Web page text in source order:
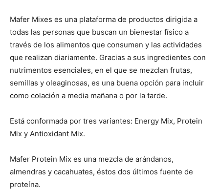
Mafer Mixes es una plataforma de productos dirigida a
todas las personas que buscan un bienestar físico a
través de los alimentos que consumen y las actividades
que realizan diariamente. Gracias a sus ingredientes con
nutrimentos esenciales, en el que se mezclan frutas,
semillas y oleaginosas, es una buena opción para incluir
como colación a media mañana o por la tarde.
Está conformada por tres variantes: Energy Mix, Protein
Mix y Antioxidant Mix.
Mafer Protein Mix es una mezcla de arándanos,
almendras y cacahuates, éstos dos últimos fuente de
proteína.